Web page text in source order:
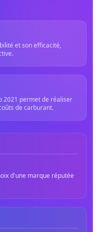
et son efficacité,
2021 permet de réaliser
de carburant.
d'une marque réputée